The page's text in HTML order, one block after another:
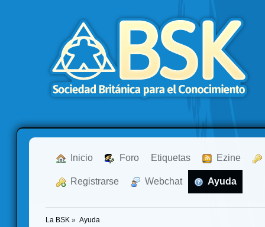
Inicio Foro Etiquetas Ezine
Registrarse Webchat Ayuda
La BSK » Ayuda